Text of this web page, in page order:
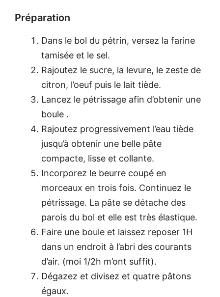
Préparation
Dans le bol du pétrin, versez la farine
tamisée et le sel.
Rajoutez le sucre, la levure, le zeste de
citron, l’oeuf puis le lait tiède.
Lancez le pétrissage afin d’obtenir une
boule .
Rajoutez progressivement l’eau tiède
jusqu’à obtenir une belle pâte
compacte, lisse et collante.
Incorporez le beurre coupé en
morceaux en trois fois. Continuez le
pétrissage. La pâte se détache des
parois du bol et elle est très élastique.
Faire une boule et laissez reposer 1H
dans un endroit à l’abri des courants
d’air. (moi 1/2h m’ont suffit).
Dégazez et divisez et quatre pâtons
égaux.